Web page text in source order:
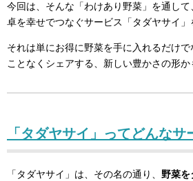
今回は、そんな「わけあり野菜」を通し
卓を幸せでつなぐサービス「タダヤサイ」
それは単にお得に野菜を手に入れるだけ
ことなくシェアする、新しい豊かさの形か
「タダヤサイ」ってどんなサ
「タダヤサイ」は、その名の通り、 野菜を